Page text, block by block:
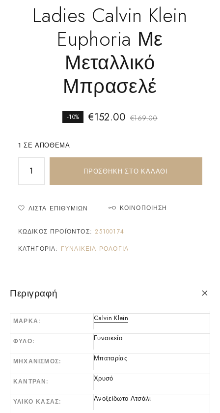
Ladies Calvin Klein
Euphoria Με
Μεταλλικό
Μπρασελέ
-10% €169.00
€152.00
1 ΣΕ ΑΠΌΘΕΜΑ
ΠΡΟΣΘΉΚΗ ΣΤΟ ΚΑΛΆΘΙ
ΛΊΣΤΑ ΕΠΙΘΥΜΙΏΝ ΚΟΙΝΟΠΟΊΗΣΗ
ΚΩΔΙΚΌΣ ΠΡΟΪΌΝΤΟΣ: 25100174
ΚΑΤΗΓΟΡΊΑ: ΓΥΝΑΙΚΕΊΑ ΡΟΛΌΓΙΑ
Περιγραφή
ΜΆΡΚΑ Calvin Klein
ΦΎΛΟ Γυναικείο
ΜΗΧΑΝΙΣΜΌΣ Μπαταρίας
ΚΑΝΤΡΆΝ Χρυσό
ΥΛΙΚΌ ΚΆΣΑΣ Ανοξείδωτο Ατσάλι